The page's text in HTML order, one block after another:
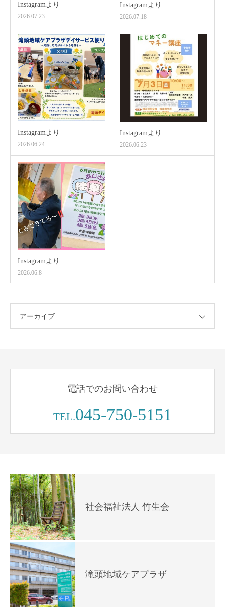
Instagramより
2026.07.23
Instagramより
2026.07.18
Instagramより
2026.06.24
Instagramより
2026.06.23
Instagramより
2026.06.8
アーカイブ
電話でのお問い合わせ
TEL.045-750-5151
社会福祉法人 竹生会
滝頭地域ケアプラザ